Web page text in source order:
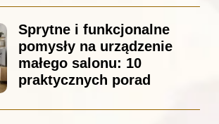
Sprytne i funkcjonalne
pomysły na urządzenie
małego salonu: 10
praktycznych porad